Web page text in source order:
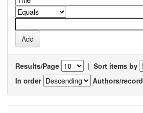
Results/Page | Sort items by
In order
Authors/record